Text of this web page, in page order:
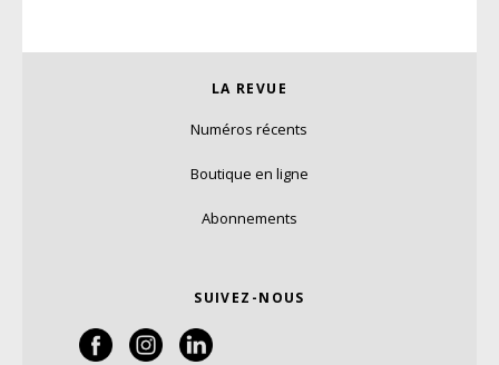
LA REVUE
Numéros récents
Boutique en ligne
Abonnements
SUIVEZ-NOUS